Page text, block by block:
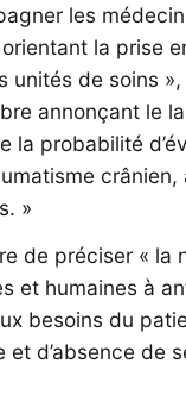
les
la prise
unités de soins
annonçant le
la probabilité
crânien,
»
de préciser « la
et humaines à
besoins du
d’absence de